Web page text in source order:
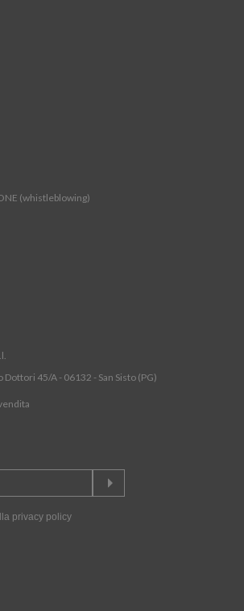
(whistleblowing)
Dottori 45/A - 06132 - San Sisto (PG)
privacy policy